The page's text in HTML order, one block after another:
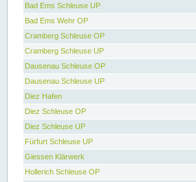
Bad Ems Schleuse UP
Bad Ems Wehr OP
Cramberg Schleuse OP
Cramberg Schleuse UP
Dausenau Schleuse OP
Dausenau Schleuse UP
Diez Hafen
Diez Schleuse OP
Diez Schleuse UP
Fürfurt Schleuse UP
Giessen Klärwerk
Hollerich Schleuse OP